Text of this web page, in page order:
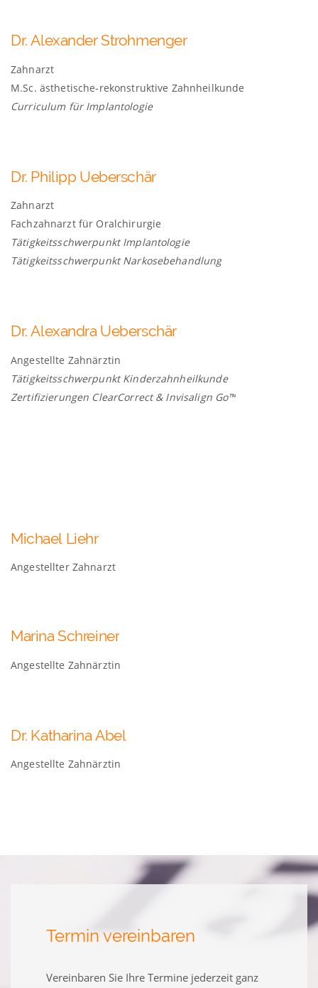
Dr. AlexanderStrohmenger
Zahnarzt
M.Sc. ästhetische-rekonstruktive Zahnheilkunde
Curriculum für Implantologie
Dr. Philipp Ueberschär
Zahnarzt
Fachzahnarzt für Oralchirurgie
Tätigkeitsschwerpunkt Implantologie
Tätigkeitsschwerpunkt Narkosebehandlung
Dr. Alexandra Ueberschär
Angestellte Zahnärztin
Tätigkeitsschwerpunkt Kinderzahnheilkunde
Zertifizierungen ClearCorrect & Invisalign Go™
Michael Liehr
Angestellter Zahnarzt
Marina Schreiner
Angestellte Zahnärztin
Dr. KatharinaAbel
Angestellte Zahnärztin
Termin vereinbaren
Vereinbaren Sie Ihre Termine jederzeit ganz